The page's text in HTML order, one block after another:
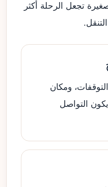
تجعل الرحلة أكثر
ومكان
التواصل